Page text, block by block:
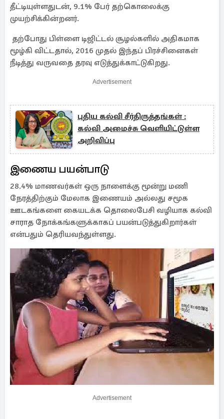
தீட்டியுள்ளதுடன், 9.1% பேர் தற்கொலைக்கு
முயற்சிக்கின்றனர்.
தற்போது பிள்ளை டிஜிட்டல் சூழல்களில் அதிகமாக
மூழ்கி விட்டதால், 2016 முதல் இந்தப் பிரச்சினைகள்
நீடித்து வருவதை தரவு எடுத்துக்காட்டுகிறது.
Advertisement
புதிய கல்வி சீர்திருத்தங்கள் :
கல்வி அமைச்சு வெளியிட்டுள்ள
அறிவிப்பு
இணைய பயன்பாடு
28.4% மாணவர்கள் ஒரு நாளைக்கு மூன்று மணி
நேரத்திற்கும் மேலாக இணையம் அல்லது சமூக
ஊடகங்களை கையடக்க தொலைபேசி வழியாக கல்வி
சாராத நோக்கங்களுக்காகப் பயன்படுத்துகிறார்கள்
என்பதும் தெரியவந்துள்ளது.
Advertisement